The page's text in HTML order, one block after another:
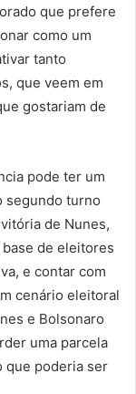
que prefere
como um
tanto
que veem em
gostariam de
pode ter um
segundo turno
de Nunes,
de eleitores
e contar com
cenário eleitoral
e Bolsonaro
uma parcela
que poderia ser